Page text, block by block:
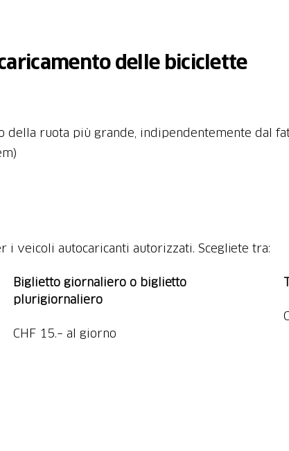
delle biciclette
ruota più grande, indipendentemente dal
veicoli autocaricanti autorizzati. Scegliete tra:
Biglietto giornaliero o biglietto
plurigiornaliero